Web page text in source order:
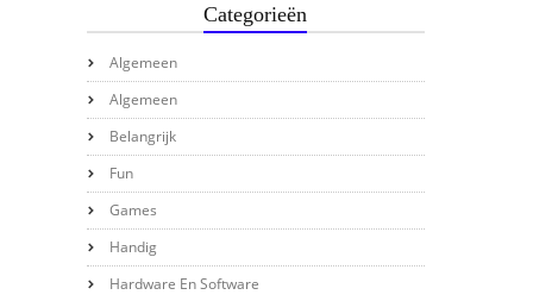
Categorieën
Algemeen
Algemeen
Belangrijk
Fun
Games
Handig
Hardware En Software